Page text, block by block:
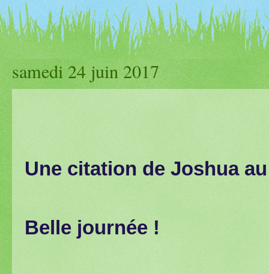
samedi 24 juin 2017
Une citation de Joshua
Belle journée !